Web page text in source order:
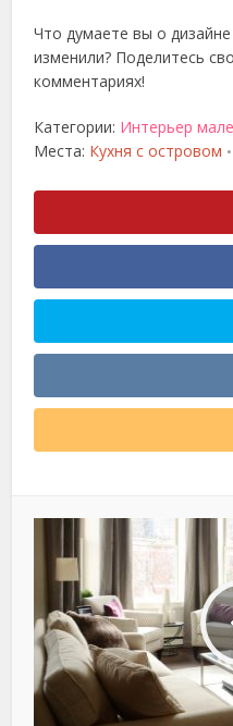
Что думаете вы о
изменили? Поделитесь
комментариях!
Категории: Интерьер
Места: Кухня с островом •